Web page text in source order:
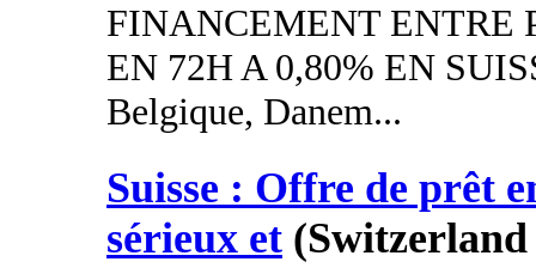
FINANCEMENT ENTRE
EN 72H A 0,80% EN
Belgique, Danem...
Suisse : Offre de prêt
sérieux et (Switzerland